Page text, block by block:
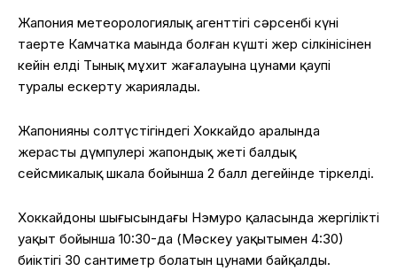
Жапония метеорологиялық агенттігі сәрсенбі күні
таңертең Камчатка маңында болған күшті жер сілкінісінен
кейін елдің Тынық мұхит жағалауына цунами қаупі
туралы ескерту жариялады.
Жапонияның солтүстігіндегі Хоккайдо аралында
жерасты дүмпулері жапондық жеті балдық
сейсмикалық шкала бойынша 2 балл деңгейінде тіркелді.
Хоккайдоның шығысындағы Нэмуро қаласында жергілікті
уақыт бойынша 10:30-да (Мәскеу уақытымен 4:30)
биіктігі 30 сантиметр болатын цунами байқалды.